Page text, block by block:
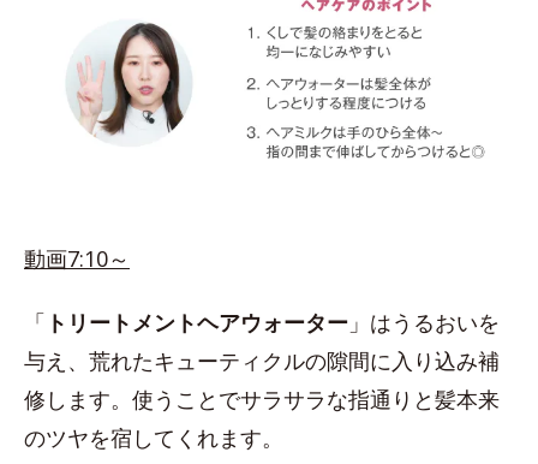
動画7:10～
「 トリートメントヘアウォーター 」はうるおいを
与え、荒れたキューティクルの隙間に入り込み補
修します。使うことでサラサラな指通りと髪本来
のツヤを宿してくれます。